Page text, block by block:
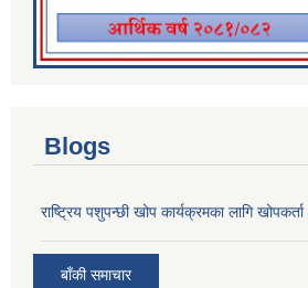
Blogs
राष्ट्रिय पशुपन्छी खोप कार्यक्रमका लागि
बाँकी समाचार